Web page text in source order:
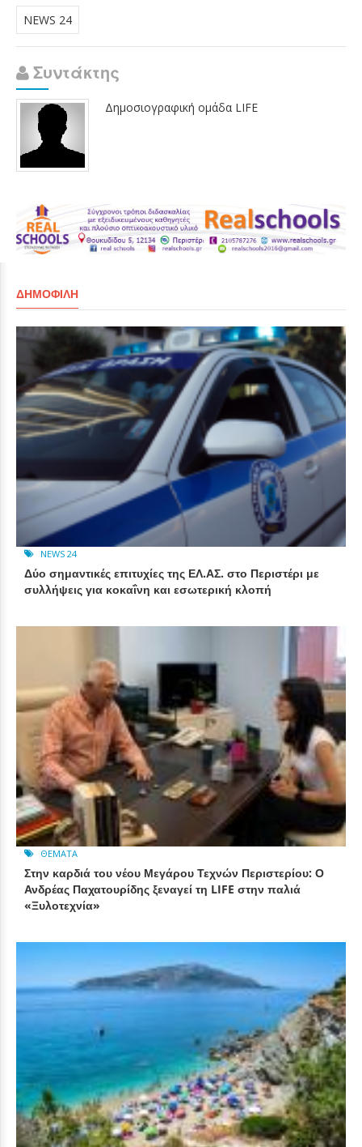
NEWS 24
Συντάκτης
Δημοσιογραφική ομάδα LIFE
ΔΗΜΟΦΙΛΉ
NEWS 24
Δύο σημαντικές επιτυχίες της ΕΛ.ΑΣ. στο Περιστέρι με
συλλήψεις για κοκαΐνη και εσωτερική κλοπή
ΘΈΜΑΤΑ
Στην καρδιά του νέου Μεγάρου Τεχνών Περιστερίου: Ο
Ανδρέας Παχατουρίδης ξεναγεί τη LIFE στην παλιά
«Ξυλοτεχνία»